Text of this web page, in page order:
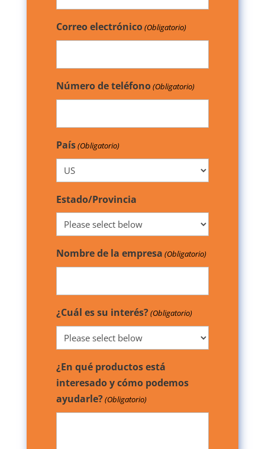
Correo electrónico(Obligatorio)
Número de teléfono(Obligatorio)
País(Obligatorio)
Estado/Provincia
Nombre de la empresa (Obligatorio)
¿Cuál es su interés?(Obligatorio)
¿En qué productos está
interesado y cómo podemos
ayudarle?(Obligatorio)